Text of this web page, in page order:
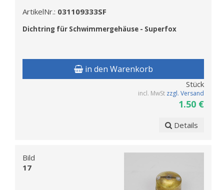
ArtikelNr.: 031109333SF
Dichtring für Schwimmergehäuse - Superfox
in den Warenkorb
Stück
incl. MwSt zzgl. Versand
1.50 €
Details
Bild
17